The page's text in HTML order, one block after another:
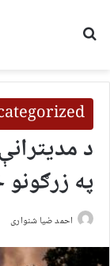
د
په
احمد ضیا شنواری